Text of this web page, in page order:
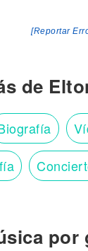
[Reportar
de
por